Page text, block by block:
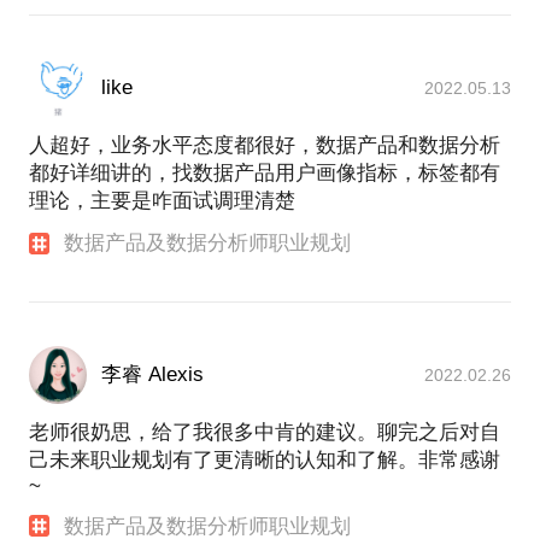
like 2022.05.13
人超好，业务水平态度都很好，数据产品和数据分析
都好详细讲的，找数据产品用户画像指标，标签都有
理论，主要是咋面试调理清楚
数据产品及数据分析师职业规划
李睿 Alexis 2022.02.26
老师很奶思，给了我很多中肯的建议。聊完之后对自
己未来职业规划有了更清晰的认知和了解。非常感谢
~
数据产品及数据分析师职业规划